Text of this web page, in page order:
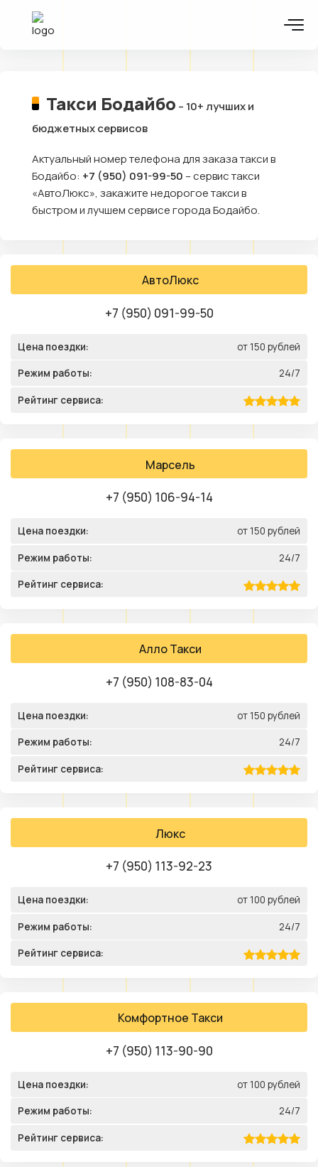
Такси Бодайбо – 10+ лучших и
бюджетных сервисов
Актуальный номер телефона для заказа такси в
Бодайбо: +7 (950) 091-99-50 – сервис такси
«АвтоЛюкс», закажите недорогое такси в
быстром и лучшем сервисе города Бодайбо.
АвтоЛюкс
+7 (950) 091-99-50
Цена поездки: от 150 рублей
Режим работы: 24/7
Рейтинг сервиса:
Марсель
+7 (950) 106-94-14
Цена поездки: от 150 рублей
Режим работы: 24/7
Рейтинг сервиса:
Алло Такси
+7 (950) 108-83-04
Цена поездки: от 150 рублей
Режим работы: 24/7
Рейтинг сервиса:
Люкс
+7 (950) 113-92-23
Цена поездки: от 100 рублей
Режим работы: 24/7
Рейтинг сервиса:
Комфортное Такси
+7 (950) 113-90-90
Цена поездки: от 100 рублей
Режим работы: 24/7
Рейтинг сервиса: